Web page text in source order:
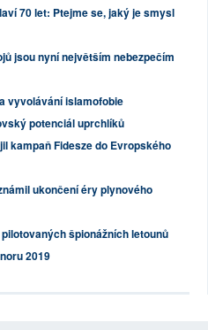
70 let: Ptejme se, jaký je smysl
jsou nyní největším nebezpečím
vyvolávání islamofobie
potenciál uprchlíků
kampaň Fidesze do Evropského
ukončení éry plynového
špionážních letounů
2019